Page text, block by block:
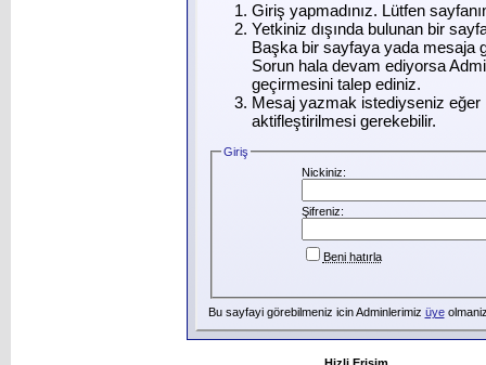
Giriş yapmadınız. Lütfen
Yetkiniz dışında bulunan bir
Başka bir sayfaya yada mesaja
Sorun hala devam ediyorsa
geçirmesini talep ediniz.
Mesaj yazmak istediyseniz eğer
aktifleştirilmesi gerekebilir.
Giriş
Nickiniz:
Şifreniz:
Beni hatırla
Bu sayfayi görebilmeniz icin Adminlerimiz üye